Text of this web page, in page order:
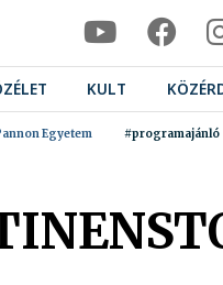
KULT
Egyetem #programajánló